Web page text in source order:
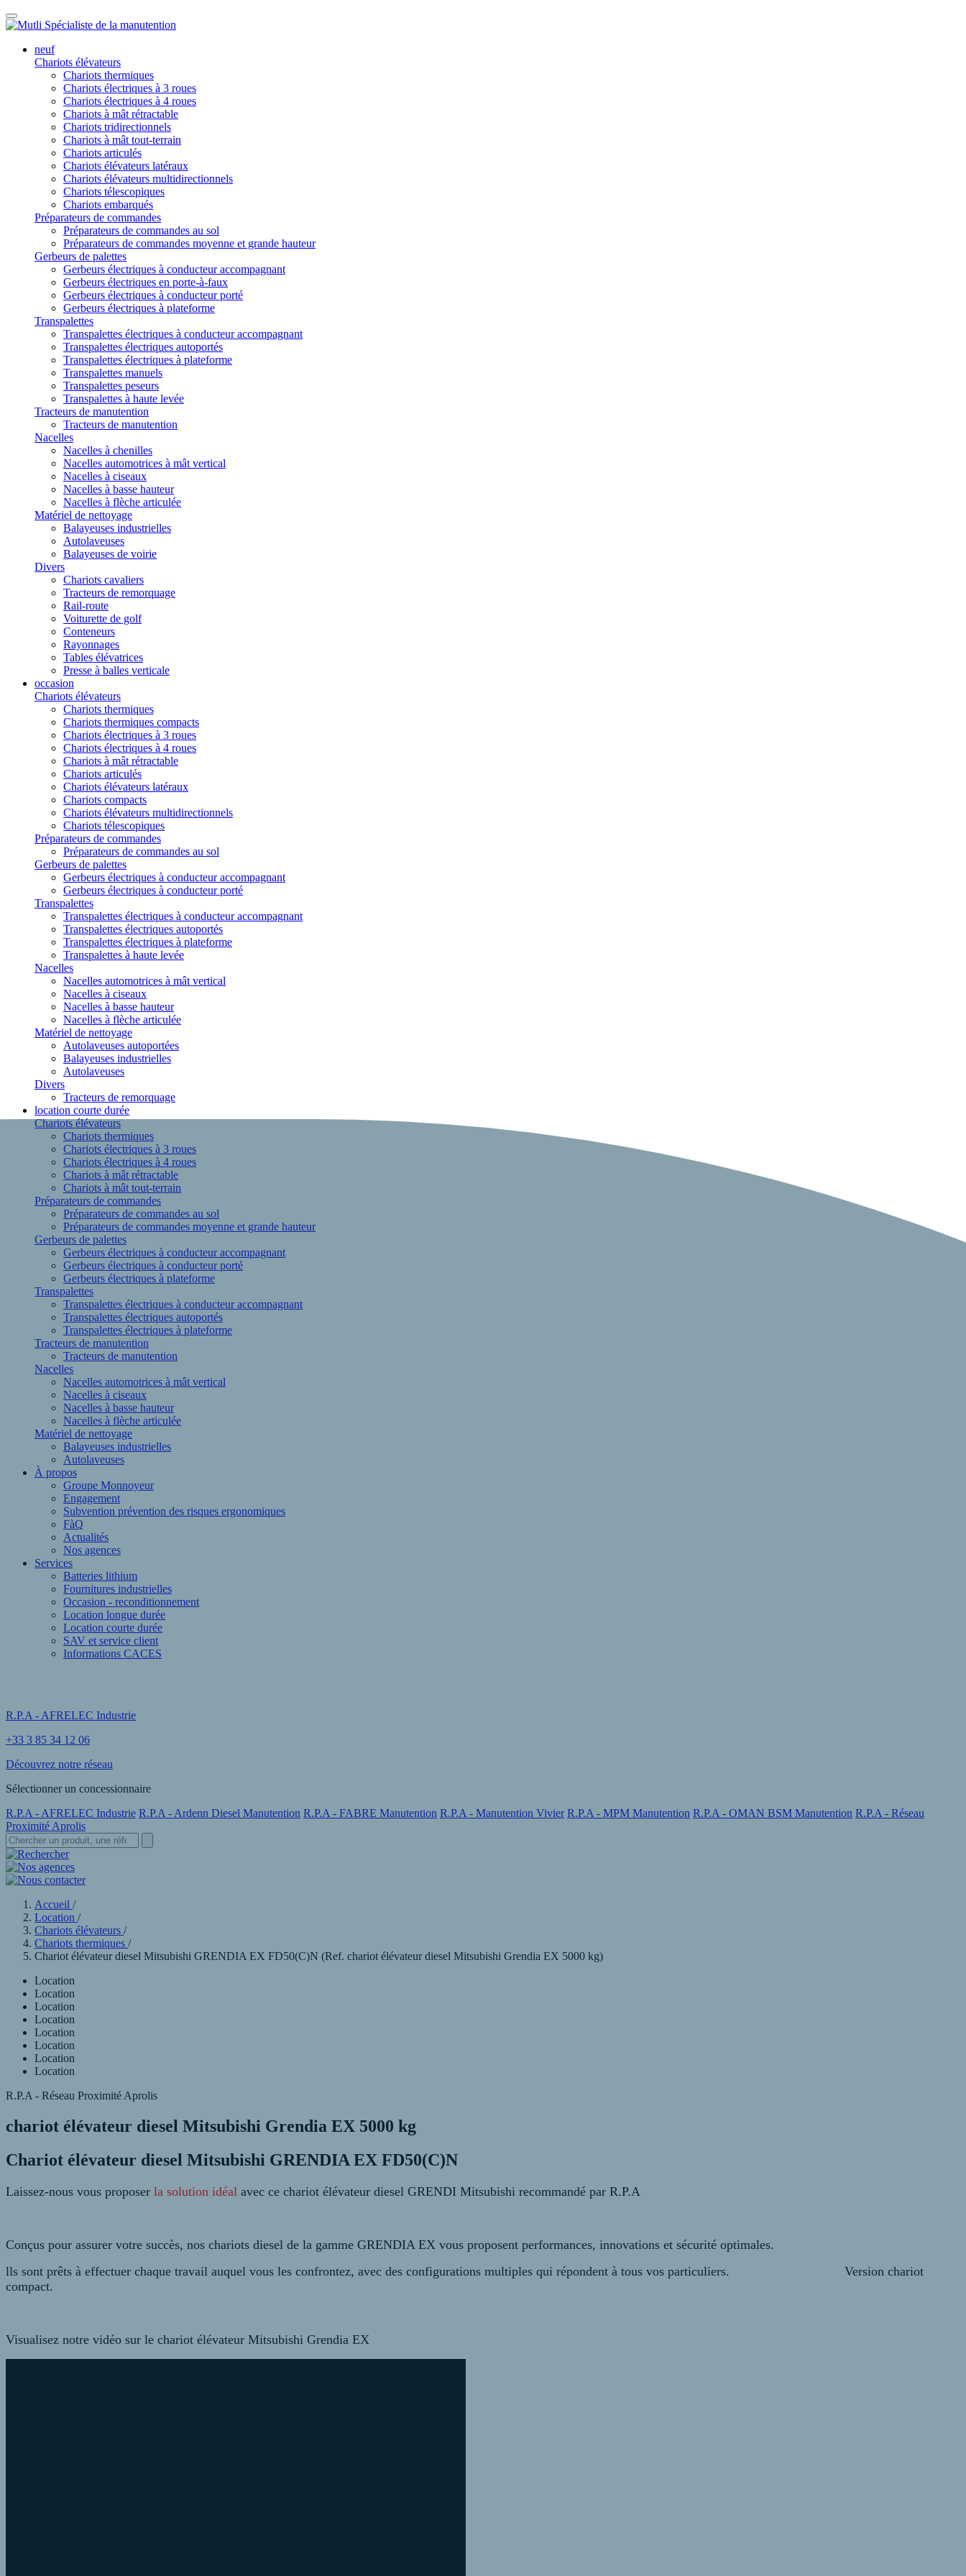
neuf
Chariots élévateurs
Chariots thermiques
Chariots électriques à 3 roues
Chariots électriques à 4 roues
Chariots à mât rétractable
Chariots tridirectionnels
Chariots à mât tout-terrain
Chariots articulés
Chariots élévateurs latéraux
Chariots élévateurs multidirectionnels
Chariots télescopiques
Chariots embarqués
Préparateurs de commandes
Préparateurs de commandes au sol
Préparateurs de commandes moyenne et grande hauteur
Gerbeurs de palettes
Gerbeurs électriques à conducteur accompagnant
Gerbeurs électriques en porte-à-faux
Gerbeurs électriques à conducteur porté
Gerbeurs électriques à plateforme
Transpalettes
Transpalettes électriques à conducteur accompagnant
Transpalettes électriques autoportés
Transpalettes électriques à plateforme
Transpalettes manuels
Transpalettes peseurs
Transpalettes à haute levée
Tracteurs de manutention
Tracteurs de manutention
Nacelles
Nacelles à chenilles
Nacelles automotrices à mât vertical
Nacelles à ciseaux
Nacelles à basse hauteur
Nacelles à flèche articulée
Matériel de nettoyage
Balayeuses industrielles
Autolaveuses
Balayeuses de voirie
Divers
Chariots cavaliers
Tracteurs de remorquage
Rail-route
Voiturette de golf
Conteneurs
Rayonnages
Tables élévatrices
Presse à balles verticale
occasion
Chariots élévateurs
Chariots thermiques
Chariots thermiques compacts
Chariots électriques à 3 roues
Chariots électriques à 4 roues
Chariots à mât rétractable
Chariots articulés
Chariots élévateurs latéraux
Chariots compacts
Chariots élévateurs multidirectionnels
Chariots télescopiques
Préparateurs de commandes
Préparateurs de commandes au sol
Gerbeurs de palettes
Gerbeurs électriques à conducteur accompagnant
Gerbeurs électriques à conducteur porté
Transpalettes
Transpalettes électriques à conducteur accompagnant
Transpalettes électriques autoportés
Transpalettes électriques à plateforme
Transpalettes à haute levée
Nacelles
Nacelles automotrices à mât vertical
Nacelles à ciseaux
Nacelles à basse hauteur
Nacelles à flèche articulée
Matériel de nettoyage
Autolaveuses autoportées
Balayeuses industrielles
Autolaveuses
Divers
Tracteurs de remorquage
location courte durée
Chariots élévateurs
Chariots thermiques
Chariots électriques à 3 roues
Chariots électriques à 4 roues
Chariots à mât rétractable
Chariots à mât tout-terrain
Préparateurs de commandes
Préparateurs de commandes au sol
Préparateurs de commandes moyenne et grande hauteur
Gerbeurs de palettes
Gerbeurs électriques à conducteur accompagnant
Gerbeurs électriques à conducteur porté
Gerbeurs électriques à plateforme
Transpalettes
Transpalettes électriques à conducteur accompagnant
Transpalettes électriques autoportés
Transpalettes électriques à plateforme
Tracteurs de manutention
Tracteurs de manutention
Nacelles
Nacelles automotrices à mât vertical
Nacelles à ciseaux
Nacelles à basse hauteur
Nacelles à flèche articulée
Matériel de nettoyage
Balayeuses industrielles
Autolaveuses
À propos
Groupe Monnoyeur
Engagement
Subvention prévention des risques ergonomiques
FàQ
Actualités
Nos agences
Services
Batteries lithium
Fournitures industrielles
Occasion - reconditionnement
Location longue durée
Location courte durée
SAV et service client
Informations CACES
R.P.A - AFRELEC Industrie
+33 3 85 34 12 06
Découvrez notre réseau
Sélectionner un concessionnaire
R.P.A - AFRELEC Industrie R.P.A - Ardenn Diesel Manutention R.P.A - FABRE Manutention R.P.A - Manutention Vivier R.P.A - MPM Manutention R.P.A - OMAN BSM Manutention R.P.A - Réseau
Proximité Aprolis
Accueil /
Location /
Chariots élévateurs /
Chariots thermiques /
Chariot élévateur diesel Mitsubishi GRENDIA EX FD50(C)N (Ref. chariot élévateur diesel Mitsubishi Grendia EX 5000 kg)
Location
Location
Location
Location
Location
Location
Location
Location
R.P.A - Réseau Proximité Aprolis
chariot élévateur diesel Mitsubishi Grendia EX 5000 kg
Chariot élévateur diesel Mitsubishi GRENDIA EX FD50(C)N
Laissez-nous vous proposer la solution idéal avec ce chariot élévateur diesel GRENDI Mitsubishi recommandé par R.P.A
Conçus pour assurer votre succès, nos chariots diesel de la gamme GRENDIA EX vous proposent performances, innovations et sécurité optimales.
lls sont prêts à effectuer chaque travail auquel vous les confrontez, avec des configurations multiples qui répondent à tous vos particuliers. Version chariot
compact.
Visualisez notre vidéo sur le chariot élévateur Mitsubishi Grendia EX